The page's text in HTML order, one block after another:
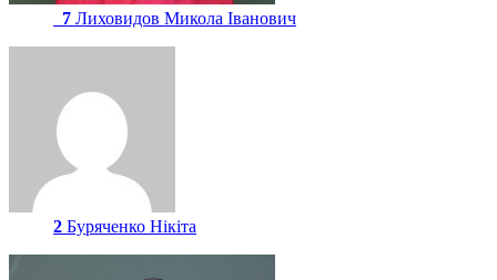
7 Лиховидов Микола Іванович
2 Буряченко Нікіта